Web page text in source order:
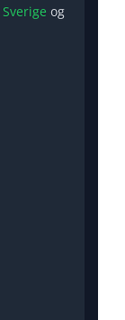
Sverige og